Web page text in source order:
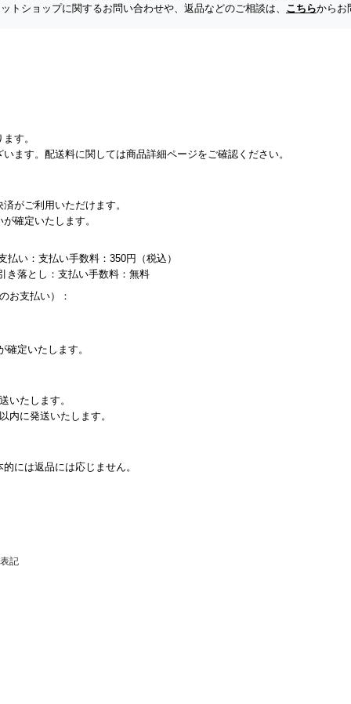
トショップに関するお問い合わせや、返品などのご相談は、 こちらからお
す。
ます。配送料に関しては商品詳細ページをご確認ください。
がご利用いただけます。
確定いたします。
い：支払い手数料：350円（税込）
き落とし：支払い手数料：無料
お支払い）：
定いたします。
いたします。
内に発送いたします。
には返品には応じません。
記